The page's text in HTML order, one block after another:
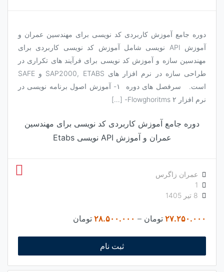
دوره جامع آموزش کاربردی کد نویسی برای مهندسین
عمران و آموزش API نویسی Etabs
دوره جامع آموزش کاربردی کد نویسی برای مهندسین عمران و
آموزش API نویسی شامل آموزش کد نویسی کاربردی برای
مهندسین سازه و آموزش کد نویسی برای فرآیند های تکراری در
طراحی سازه در نرم افزار های SAP2000, ETABS و SAFE
است. سرفصل های دوره ۱- آموزش اصول برنامه نویسی در
نرم افزار Flowghoritms ۲- […]
عمران زاگرس
1
8 تیر 1405
۲۷.۲۵۰.۰۰۰ تومان – ۲۸.۵۰۰.۰۰۰ تومان
through
۲۸.۵۰۰.۰۰۰ تومان
ثبت نام